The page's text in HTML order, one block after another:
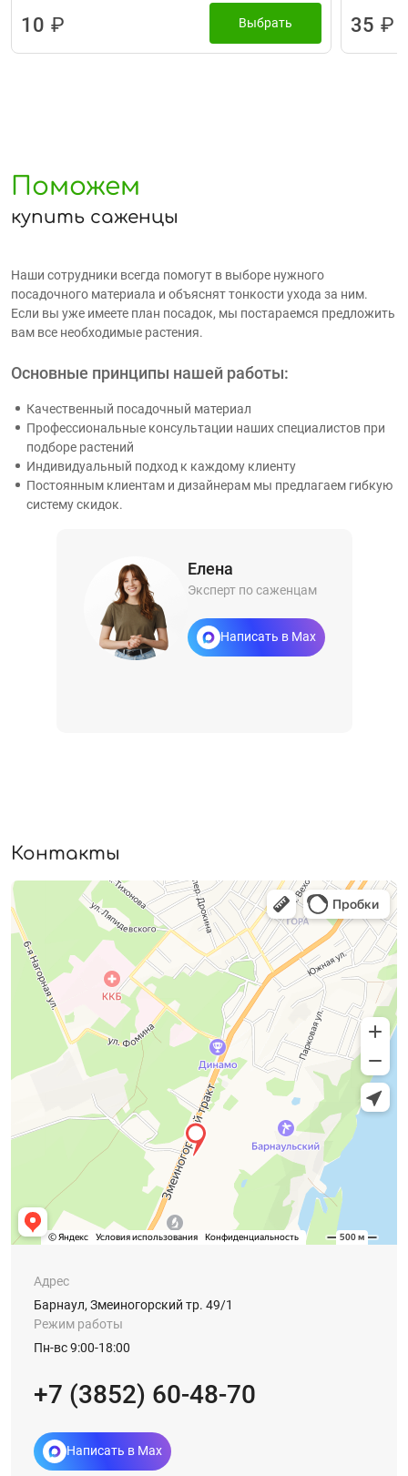
10 ₽ Выбрать 35 ₽
Поможем
купить саженцы
Наши сотрудники всегда помогут в выборе нужного
посадочного материала и объяснят тонкости ухода за ним.
Если вы уже имеете план посадок, мы постараемся предложить
вам все необходимые растения.
Основные принципы нашей работы:
Качественный посадочный материал
Профессиональные консультации наших специалистов при
подборе растений
Индивидуальный подход к каждому клиенту
Постоянным клиентам и дизайнерам мы предлагаем гибкую
систему скидок.
Елена
Эксперт по саженцам
Написать в Max
Контакты
Адрес
Барнаул, Змеиногорский тр. 49/1
Режим работы
Пн-вс 9:00-18:00
+7 (3852) 60-48-70
Написать в Max